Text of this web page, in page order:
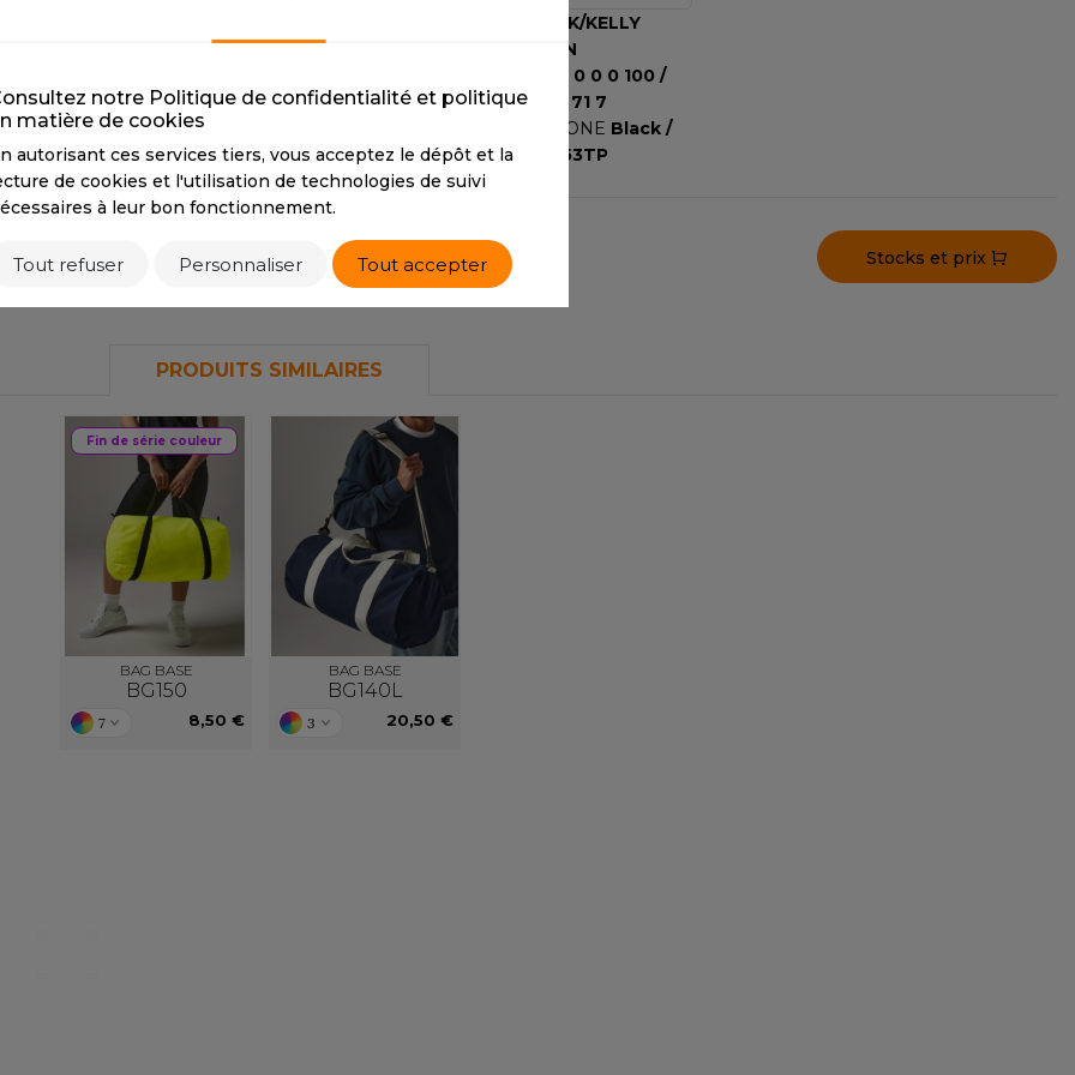
0 0 0 100 / 0
PANTONE Black /
16-3907TP
PANTONE Black /
BLACK/KELLY
GREEN
0 0 0 100 /
85 22 71 7
PANTONE Black /
17-6153TP
Tarif conseillé de revente à la pièce
18,50 € Stocks et prix
PRODUITS SIMILAIRES
Fin de série couleur
BAG BASE
BG150
7 8,50 €
BAG BASE
BG140L
3 20,50 €
notre Politique de confidentialité et politique
matière de cookies
autorisant ces services tiers, vous acceptez le dépôt et la
de cookies et l'utilisation de technologies de suivi
à leur bon fonctionnement.
Tout refuser Personnaliser Tout accepter